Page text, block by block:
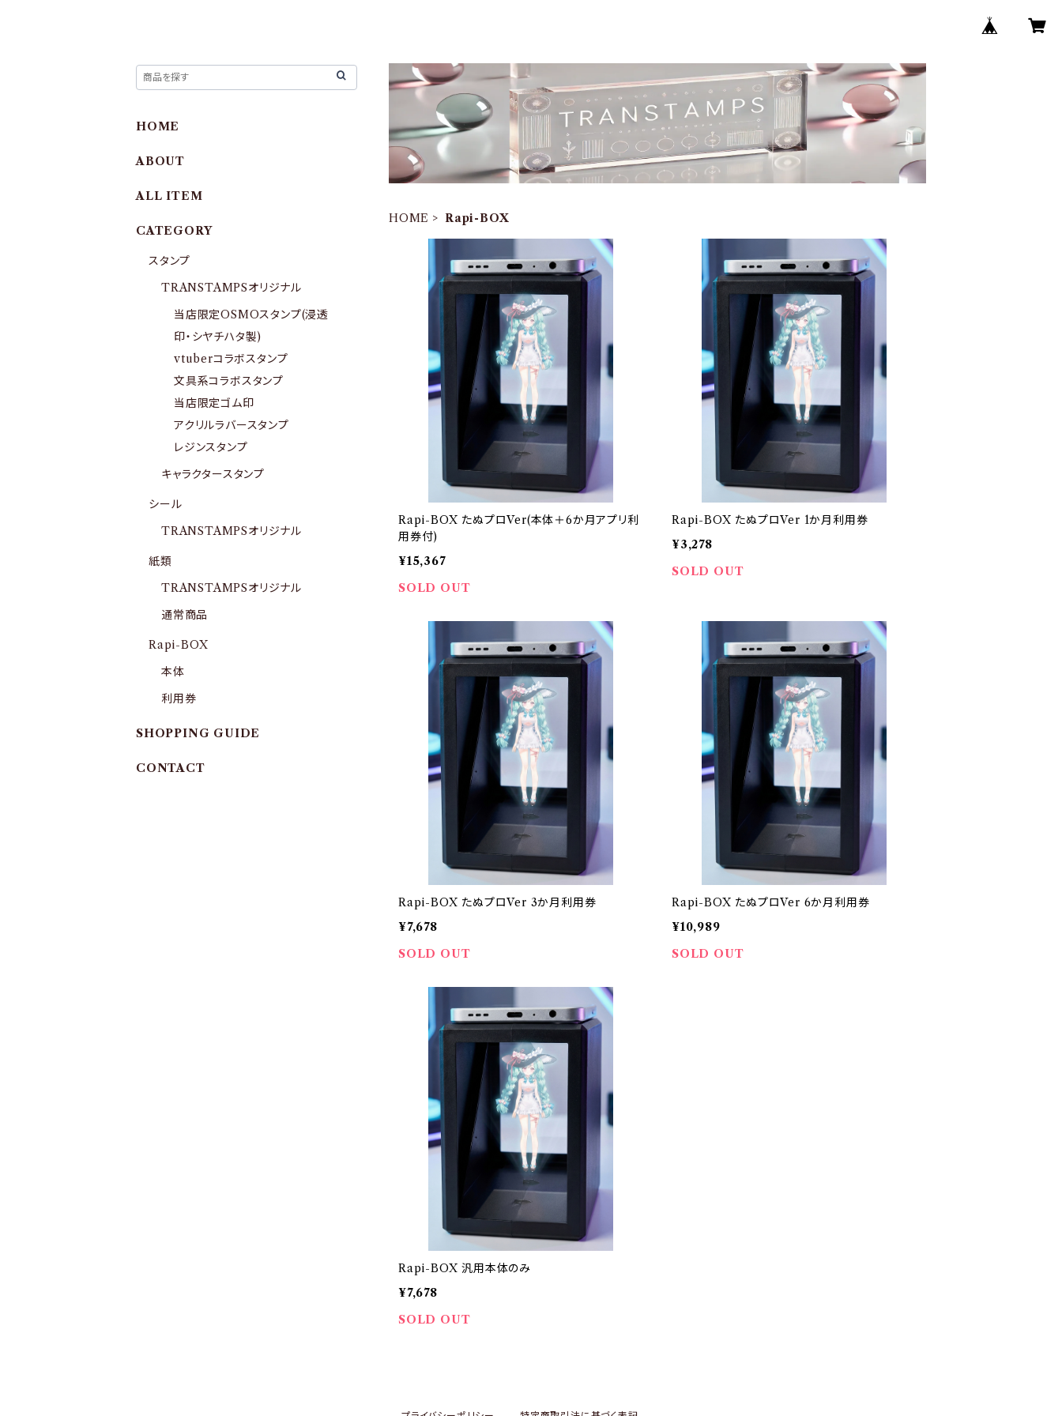
HOME Rapi-BOX
Rapi-BOX たぬプロVer(本体＋6か月アプリ利
用券付)
¥15,367
SOLD OUT
Rapi-BOX たぬプロVer 1か月利用券
¥3,278
SOLD OUT
Rapi-BOX たぬプロVer 3か月利用券
¥7,678
SOLD OUT
Rapi-BOX たぬプロVer 6か月利用券
¥10,989
SOLD OUT
Rapi-BOX 汎用本体のみ
¥7,678
SOLD OUT
HOME
ABOUT
ALL ITEM
CATEGORY
スタンプ
TRANSTAMPSオリジナル
当店限定OSMOスタンプ(浸透
印・シヤチハタ製)
vtuberコラボスタンプ
文具系コラボスタンプ
当店限定ゴム印
アクリルラバースタンプ
レジンスタンプ
キャラクタースタンプ
シール
TRANSTAMPSオリジナル
紙類
TRANSTAMPSオリジナル
通常商品
Rapi-BOX
本体
利用券
SHOPPING GUIDE
CONTACT